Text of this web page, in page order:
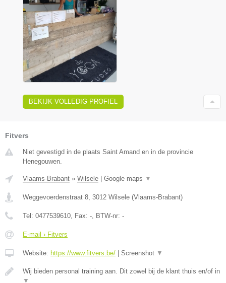
BEKIJK VOLLEDIG PROFIEL
Fitvers
Niet gevestigd in de plaats Saint Amand en in de provincie
Henegouwen.
Vlaams-Brabant » Wilsele | Google maps ▼
Weggevoerdenstraat 8 3012 Wilsele (Vlaams-Brabant)
Tel: 0477539610 , Fax: - , BTW-nr: -
E-mail › Fitvers
Website: https://www.fitvers.be/ | Screenshot ▼
Wij bieden personal training aan. Dit zowel bij de klant thuis en/of in
▼